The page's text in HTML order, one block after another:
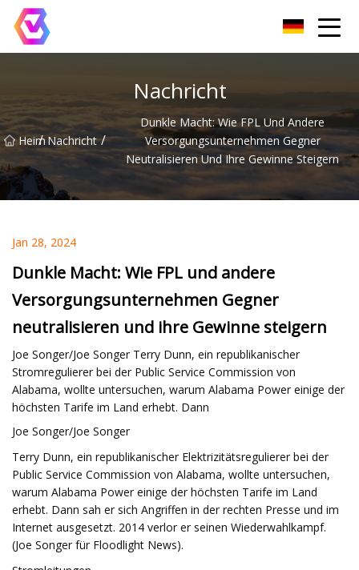
Nachricht
Heim
/ Nachricht /
Dunkle Macht: Wie FPL Und Andere
Versorgungsunternehmen Gegner
Neutralisieren Und Ihre Gewinne Steigern
Jan 28, 2024
Dunkle Macht: Wie FPL und andere
Versorgungsunternehmen Gegner
neutralisieren und ihre Gewinne steigern
Joe Songer/Joe Songer Terry Dunn, ein republikanischer
Stromregulierer bei der Public Service Commission von
Alabama, wollte untersuchen, warum Alabama Power einige der
höchsten Tarife im Land erhebt. Dann
Joe Songer/Joe Songer
Terry Dunn, ein republikanischer Elektrizitätsregulierer bei der
Public Service Commission von Alabama, wollte untersuchen,
warum Alabama Power einige der höchsten Tarife im Land
erhebt. Dann sah er sich Angriffen in der rechten Presse und im
Internet ausgesetzt. 2014 verlor er seinen Wiederwahlkampf.
(Joe Songer für Floodlight News).